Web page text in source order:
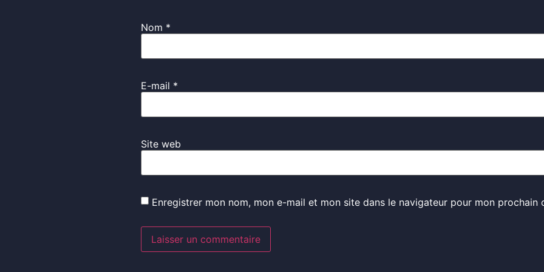
Nom *
E-mail *
Site web
Enregistrer mon nom, mon e-mail et mon site dans le navigateur pour mon prochain